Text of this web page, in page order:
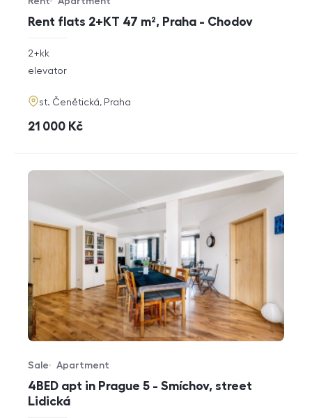
Rent flats 2+KT 47 m², Praha - Chodov
Offer type
Property type
rozměry
disposition
2+kk
funkce
elevator
adresa
st. Čenětická, Praha
cena
21 000 Kč
4BED apt in Prague 5 - Smíchov, street
Lidická
Offer type
Sale
Property type
Apartment